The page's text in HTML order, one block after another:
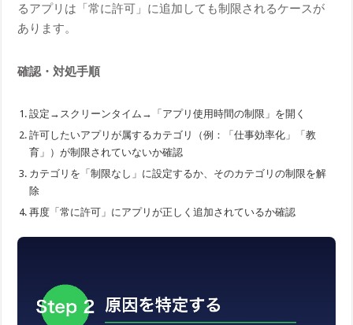
るアプリは「常に許可」に追加しても制限されるケースが
あります。
確認・対処手順
設定→スクリーンタイム→「アプリ使用時間の制限」を開く
許可したいアプリが属するカテゴリ（例：「仕事効率化」「教
育」）が制限されていないか確認
カテゴリを「制限なし」に設定するか、そのカテゴリの制限を解
除
再度「常に許可」にアプリが正しく追加されているか確認